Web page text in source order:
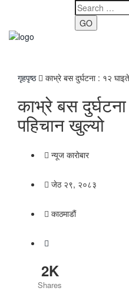
GO
गृहपृष्ठ काभ्रे बस दुर्घटना : १२
काभ्रे बस
पहिचान खुल्यो
न्यूज काराेबार
जेठ २९, २०८३
काठमाडाैं
2K
Shares